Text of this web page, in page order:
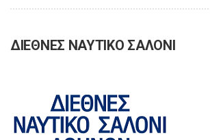
ΔΙΕΘΝΕΣ ΝΑΥΤΙΚΟ ΣΑΛΟΝΙ